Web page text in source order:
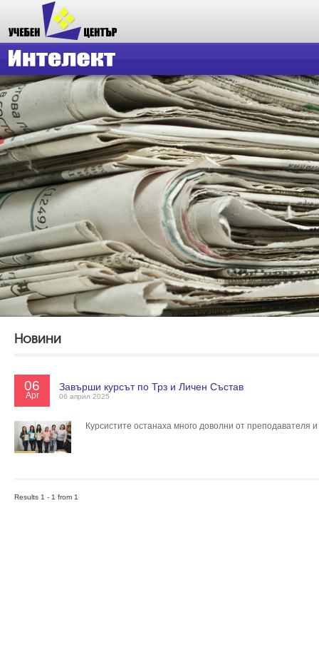
Новини
06
Apr
Завърши курсът по Трз и Личен Състав
06 април 2025
Курсистите останаха много доволни от преподавателя
Results 1 - 1 from 1